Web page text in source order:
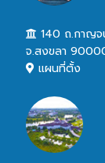
140 ถ.กาญจ
จ.สงขลา
แผนที่ตั้ง